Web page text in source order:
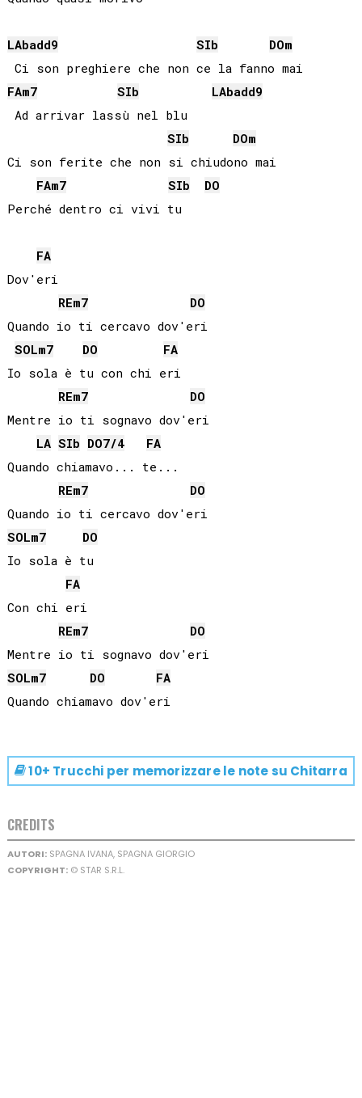
LAbadd9 SIb DOm
FAm7 SIb LAbadd9
Ad arrivar lassù nel blu
SIb
DOm
Ci son ferite che non si chiudono mai
FAm7 SIb
DO
FA
Dov'eri
REm7
DO
Quando io ti cercavo dov'eri
SOLm7 DO
FA
Io sola è tu con chi eri
REm7
DO
Mentre io ti sognavo dov'eri
LA SIb DO7/4
FA
Quando chiamavo... te...
REm7
DO
SOLm7
DO
Io sola è tu
FA
Con chi eri
REm7
DO
SOLm7 DO
FA
10+ Trucchi per memorizzare le note su Chitarra
CREDITS
AUTORI:SPAGNA IVANA, SPAGNA GIORGIO
COPYRIGHT:© STAR S.R.L.